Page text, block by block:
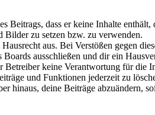
Beitrags, dass er keine Inhalte
zu setzen bzw. zu verwenden.
aus. Bei Verstößen gegen
ausschließen und dir ein
Betreiber keine Verantwortung für die
und Funktionen jederzeit zu
hinaus, deine Beiträge abzuändern,